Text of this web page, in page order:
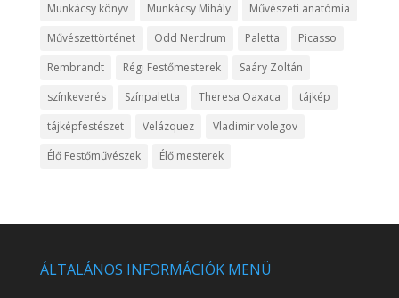
Munkácsy könyv
Munkácsy Mihály
Művészeti anatómia
Művészettörténet
Odd Nerdrum Paletta
Picasso
Rembrandt
Régi Festőmesterek
Saáry Zoltán
színkeverés
Színpaletta Theresa Oaxaca
tájkép
tájképfestészet
Velázquez
Vladimir volegov
Élő Festőművészek
Élő mesterek
ÁLTALÁNOS INFORMÁCIÓK MENÜ